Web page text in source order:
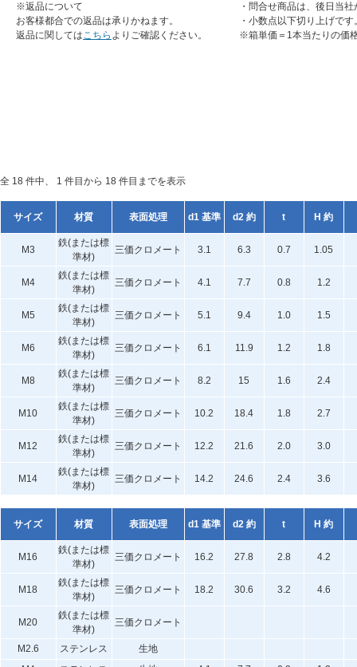
※返品について
お客様都合での返品は承りかねます。
返品に関してはこちら よりご確認ください。
・問合せ商品は、後日当
・小数点以下切り上げです
※箱単価＝1本当たりの価
全 18 件中、 1 件目から 18 件目までを表示
サイズ 材質 表面処理 d1 基準 d2 約 t H 約
M3
鉄(または標
準材)
三価クロメート 3.1 6.3 0.7 1.05
M4
鉄(または標
準材)
三価クロメート 4.1 7.7 0.8 1.2
M5
鉄(または標
準材)
三価クロメート 5.1 9.4 1.0 1.5
M6
鉄(または標
準材)
三価クロメート 6.1 11.9 1.2 1.8
M8
鉄(または標
準材)
三価クロメート 8.2 15 1.6 2.4
M10
鉄(または標
準材)
三価クロメート 10.2 18.4 1.8 2.7
M12
鉄(または標
準材)
三価クロメート 12.2 21.6 2.0 3.0
M14
鉄(または標
準材)
三価クロメート 14.2 24.6 2.4 3.6
サイズ 材質 表面処理 d1 基準 d2 約 t H 約
M16
鉄(または標
準材)
三価クロメート 16.2 27.8 2.8 4.2
M18
鉄(または標
準材)
三価クロメート 18.2 30.6 3.2 4.6
M20
鉄(または標
準材)
三価クロメート
M2.6 ステンレス
生地